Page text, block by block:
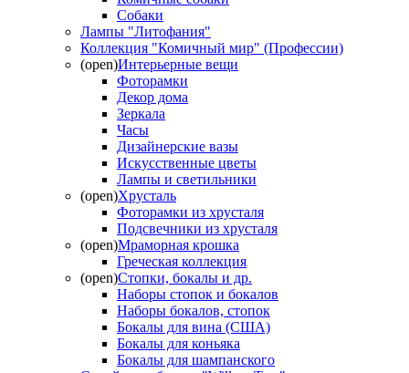
Собаки
Лампы "Литофания"
Коллекция "Комичный мир" (Профессии)
(open)Интерьерные вещи
Фоторамки
Декор дома
Зеркала
Часы
Дизайнерские вазы
Искусственные цветы
Лампы и светильники
(open)Хрусталь
Фоторамки из хрусталя
Подсвечники из хрусталя
(open)Мраморная крошка
Греческая коллекция
(open)Стопки, бокалы и др.
Наборы стопок и бокалов
Наборы бокалов, стопок
Бокалы для вина (США)
Бокалы для коньяка
Бокалы для шампанского